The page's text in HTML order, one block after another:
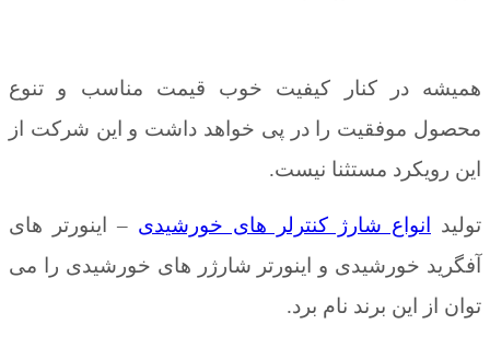
کنار کیفیت خوب قیمت مناسب و تنوع
را در پی خواهد داشت و این شرکت از
مستثنا نیست.
شارژ کنترلر های خورشیدی– اینورتر های
و اینورتر شارژر های خورشیدی را می
برند نام برد.